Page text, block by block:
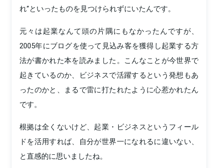
れ”といったものを見つけられずにいたんです。
元々は起業なんて頭の片隅にもなかったんですが、
2005年にブログを使って見込み客を獲得し起業する方
法が書かれた本を読みました。こんなことが今世界で
起きているのか、ビジネスで活躍するという発想もあ
ったのかと、まるで雷に打たれたように心惹かれたん
です。
根拠は全くないけど、起業・ビジネスというフィール
ドを活用すれば、自分が世界一になれるに違いない、
と直感的に思いましたね。